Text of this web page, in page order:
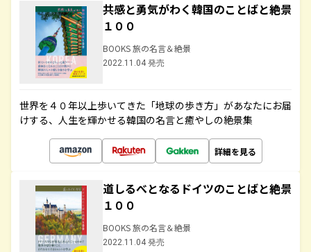
共感と勇気がわく韓国のことばと絶景
１００
BOOKS 旅の名言＆絶景
2022.11.04 発売
世界を４０年以上歩いてきた「地球の歩き方」があなたにお届
けする、人生を輝かせる韓国の名言と癒やしの絶景集
詳細を見る
道しるべとなるドイツのことばと絶景
１００
BOOKS 旅の名言＆絶景
2022.11.04 発売